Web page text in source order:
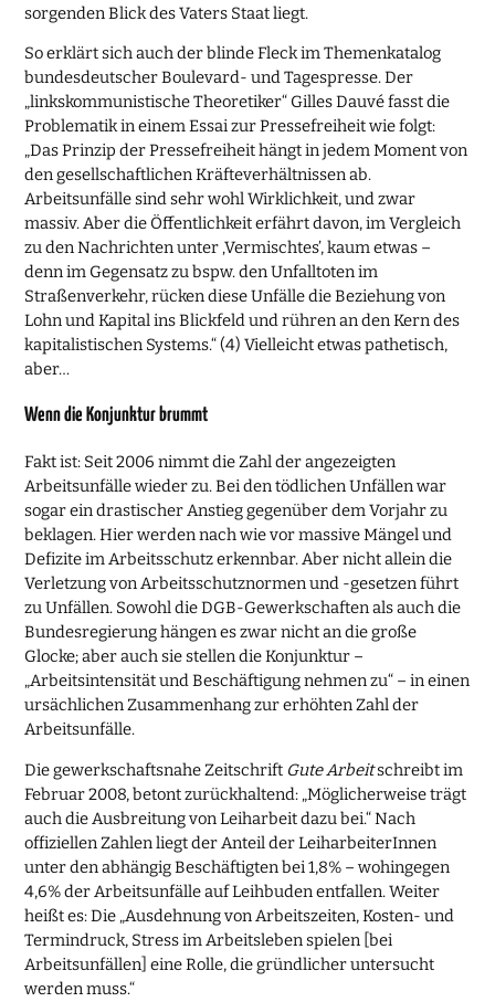
sorgenden Blick des Vaters Staat liegt.
So erklärt sich auch der blinde Fleck im Themenkatalog
bundesdeutscher Boulevard- und Tagespresse. Der
„linkskommunistische Theoretiker“ Gilles Dauvé fasst die
Problematik in einem Essai zur Pressefreiheit wie folgt:
„Das Prinzip der Pressefreiheit hängt in jedem Moment von
den gesellschaftlichen Kräfteverhältnissen ab.
Arbeitsunfälle sind sehr wohl Wirklichkeit, und zwar
massiv. Aber die Öffentlichkeit erfährt davon, im Vergleich
zu den Nachrichten unter ‚Vermischtes’, kaum etwas –
denn im Gegensatz zu bspw. den Unfalltoten im
Straßenverkehr, rücken diese Unfälle die Beziehung von
Lohn und Kapital ins Blickfeld und rühren an den Kern des
kapitalistischen Systems.“ (4) Vielleicht etwas pathetisch,
aber…
Wenn die Konjunktur brummt
Fakt ist: Seit 2006 nimmt die Zahl der angezeigten
Arbeitsunfälle wieder zu. Bei den tödlichen Unfällen war
sogar ein drastischer Anstieg gegenüber dem Vorjahr zu
beklagen. Hier werden nach wie vor massive Mängel und
Defizite im Arbeitsschutz erkennbar. Aber nicht allein die
Verletzung von Arbeitsschutznormen und -gesetzen führt
zu Unfällen. Sowohl die DGB-Gewerkschaften als auch die
Bundesregierung hängen es zwar nicht an die große
Glocke; aber auch sie stellen die Konjunktur –
„Arbeitsintensität und Beschäftigung nehmen zu“ – in einen
ursächlichen Zusammenhang zur erhöhten Zahl der
Arbeitsunfälle.
Die gewerkschaftsnahe Zeitschrift Gute Arbeitschreibt im
Februar 2008, betont zurückhaltend: „Möglicherweise trägt
auch die Ausbreitung von Leiharbeit dazu bei.“ Nach
offiziellen Zahlen liegt der Anteil der LeiharbeiterInnen
unter den abhängig Beschäftigten bei 1,8% – wohingegen
4,6% der Arbeitsunfälle auf Leihbuden entfallen. Weiter
heißt es: Die „Ausdehnung von Arbeitszeiten, Kosten- und
Termindruck, Stress im Arbeitsleben spielen [bei
Arbeitsunfällen] eine Rolle, die gründlicher untersucht
werden muss.“